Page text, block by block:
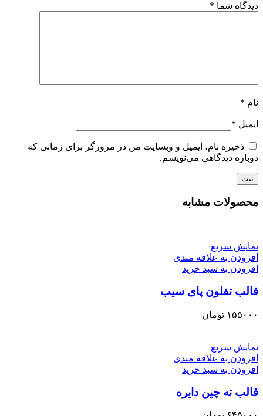
دیدگاه شما *
نام *
ایمیل *
ذخیره نام، ایمیل و وبسایت من در مرورگر برای زمانی که
دوباره دیدگاهی می‌نویسم.
محصولات مشابه
نمایش سریع
افزودن به علاقه مندی
افزودن به سبد خرید
قالب تفلون پای سیب
۱۵۵۰۰۰ تومان
نمایش سریع
افزودن به علاقه مندی
افزودن به سبد خرید
قالب ته چین دایره